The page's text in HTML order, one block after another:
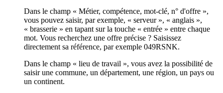
Dans le champ « Métier, compétence, mot-clé, n° d'offre »,
vous pouvez saisir, par exemple, « serveur », « anglais »,
« brasserie » en tapant sur la touche « entrée » entre chaque
mot. Vous recherchez une offre précise ? Saisissez
directement sa référence, par exemple 049RSNK.
Dans le champ « lieu de travail », vous avez la possibilité de
saisir une commune, un département, une région, un pays ou
un continent.